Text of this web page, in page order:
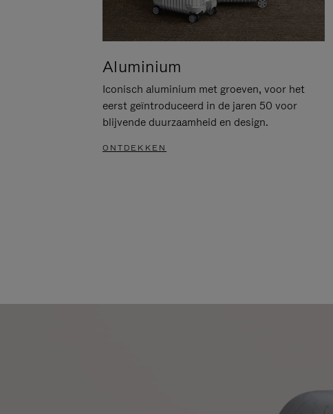
Aluminium
Iconisch aluminium met groeven, voor het
eerst geïntroduceerd in de jaren 50 voor
blijvende duurzaamheid en design.
ONTDEKKEN